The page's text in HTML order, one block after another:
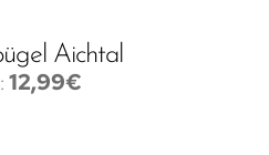
Aichtal
12,99€